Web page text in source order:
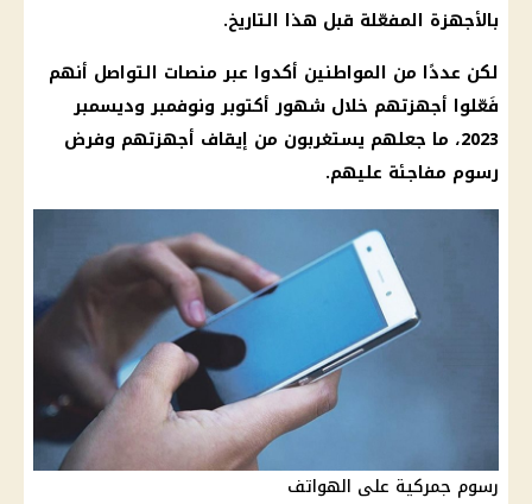
بالأجهزة المفعّلة قبل هذا التاريخ.
لكن عددًا من المواطنين أكدوا عبرمنصات التواصل أنهم
فَعّلوا أجهزتهم خلال شهور أكتوبر ونوفمبر وديسمبر
2023، ما جعلهم يستغربون من إيقاف أجهزتهم وفرض
رسوم مفاجئة عليهم.
رسوم جمركية على الهواتف